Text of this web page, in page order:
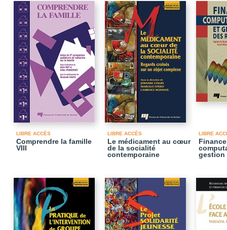
LIBRE ACCÈS
Comprendre la famille
VIII
LIBRE ACCÈS
Le médicament au cœur
de la socialité
contemporaine
LIBRE
Finance
gestion